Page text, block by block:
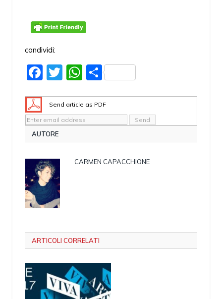
condividi:
Facebook
TwitterWhatsApp
Share
Send article as PDF
AUTORE
CARMEN CAPACCHIONE
ARTICOLI CORRELATI